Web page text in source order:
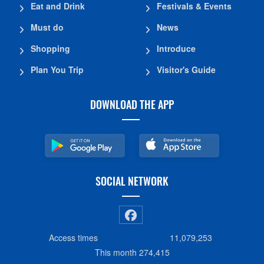
Eat and Drink
Must do
Shopping
Plan You Trip
Festivals & Events
News
Introduce
Visitor's Guide
DOWNLOAD THE APP
SOCIAL NETWORK
Access times
11,079,253
This month 274,415